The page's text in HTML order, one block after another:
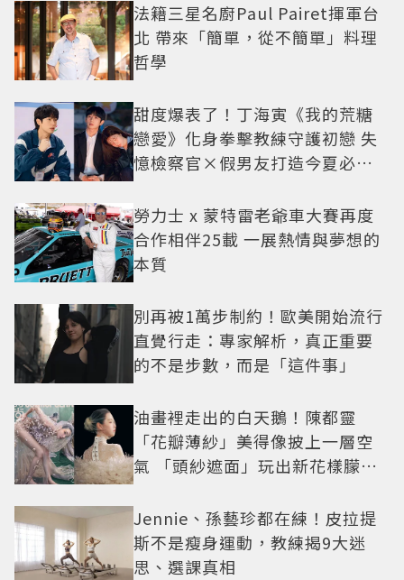
法籍三星名廚Paul Pairet揮軍台
北 帶來「簡單，從不簡單」料理
哲學
甜度爆表了！丁海寅《我的荒糖
戀愛》化身拳擊教練守護初戀 失
憶檢察官×假男友打造今夏必看
勞力士 x 蒙特雷老爺車大賽再度
合作相伴25載 一展熱情與夢想的
本質
別再被1萬步制約！歐美開始流行
直覺行走：專家解析，真正重要
的不是步數，而是「這件事」
油畫裡走出的白天鵝！陳都靈
「花瓣薄紗」美得像披上一層空
氣 「頭紗遮面」玩出新花樣朦朧
Jennie、孫藝珍都在練！皮拉提
斯不是瘦身運動，教練揭9大迷
思、選課真相